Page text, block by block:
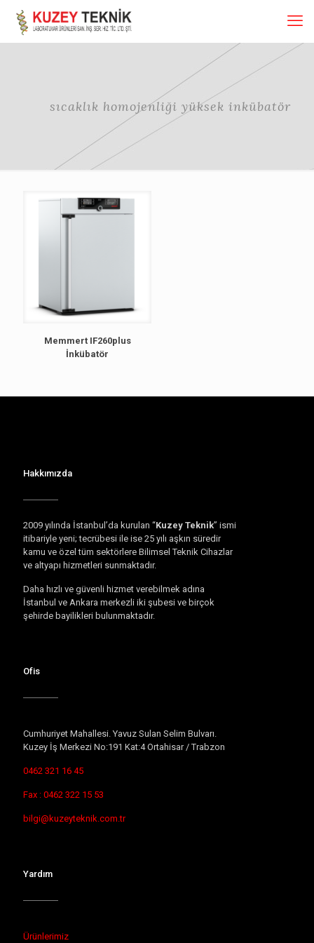
sıcaklık homojenliği yüksek inkübatör
Memmert IF260plus
İnkübatör
Hakkımızda
2009 yılında İstanbul’da kurulan “Kuzey Teknik” ismi
itibariyle yeni; tecrübesi ile ise 25 yılı aşkın süredir
kamu ve özel tüm sektörlere Bilimsel Teknik Cihazlar
ve altyapı hizmetleri sunmaktadır.
Daha hızlı ve güvenli hizmet verebilmek adına
İstanbul ve Ankara merkezli iki şubesi ve birçok
şehirde bayilikleri bulunmaktadır.
Ofis
Cumhuriyet Mahallesi. Yavuz Sulan Selim Bulvarı.
Kuzey İş Merkezi No:191 Kat:4 Ortahisar / Trabzon
0462 321 16 45
Fax : 0462 322 15 53
bilgi@kuzeyteknik.com.tr
Yardım
Ürünlerimiz